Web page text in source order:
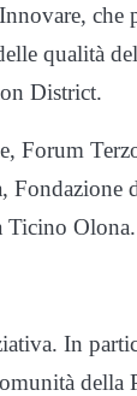
che
qualità
District.
Forum
Ticino Olona.
In
della